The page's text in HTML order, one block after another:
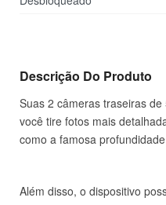
Descrição Do Produto
Suas 2 câmeras traseiras
você tire fotos mais
como a famosa
Além disso, o dispositivo